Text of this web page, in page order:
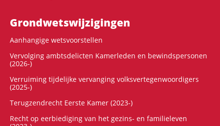
Grondwets­wijzigingen
Aanhangige wetsvoorstellen
Vervolging ambtsdelicten Kamerleden en bewindspersonen
(2026-)
Verruiming tijdelijke vervanging volksvertegenwoordigers
(2025-)
Terugzendrecht Eerste Kamer (2023-)
Recht op eerbiediging van het gezins- en familieleven